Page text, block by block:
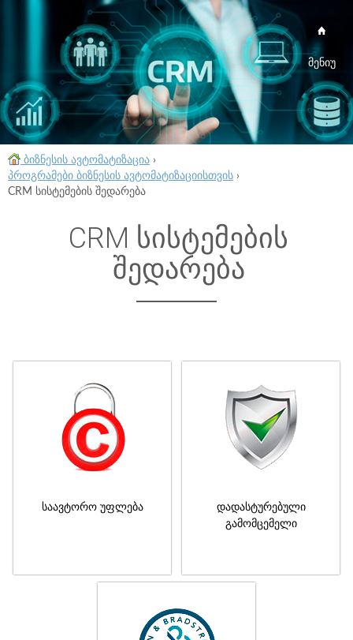
მენიუ
ბიზნესის ავტომატიზაცია ›
პროგრამები ბიზნესის ავტომატიზაციისთვის ›
CRM სისტემების შედარება
CRM სისტემების
შედარება
საავტორო უფლება
დადასტურებული
გამომცემელი